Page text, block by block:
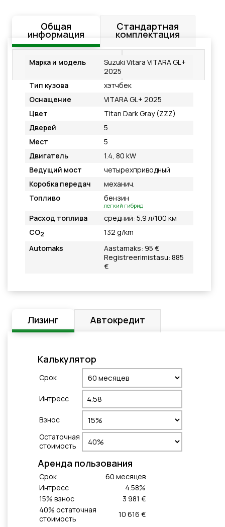
Общая
информация
Стандартная
комплектация
Дополнительное
оснащение
Подробнее
Марка и модель
Suzuki Vitara VITARA GL+
2025
Тип кузова
хэтчбек
Оснащение
VITARA GL+ 2025
Цвет
Titan Dark Gray (ZZZ)
Дверей
5
Мест
5
Двигатель
1.4, 80 kW
Ведущий мост
четырехприводный
Коробка передач
механич.
Топливо
бензин
легкий гибрид
Расход топлива
средний: 5.9 л/100 км
CO2
132 g/km
Automaks
Aastamaks: 95 €
Registreerimistasu: 885
€
Лизинг Автокредит
Калькулятор
Cрок
Интресс
Взнос
Остаточная
стоимость
Aренда пользования
Cрок 60 месяцeв
Интресс
4.58%
15% взнос
3 981 €
40% остаточная
стоимость
10 616 €